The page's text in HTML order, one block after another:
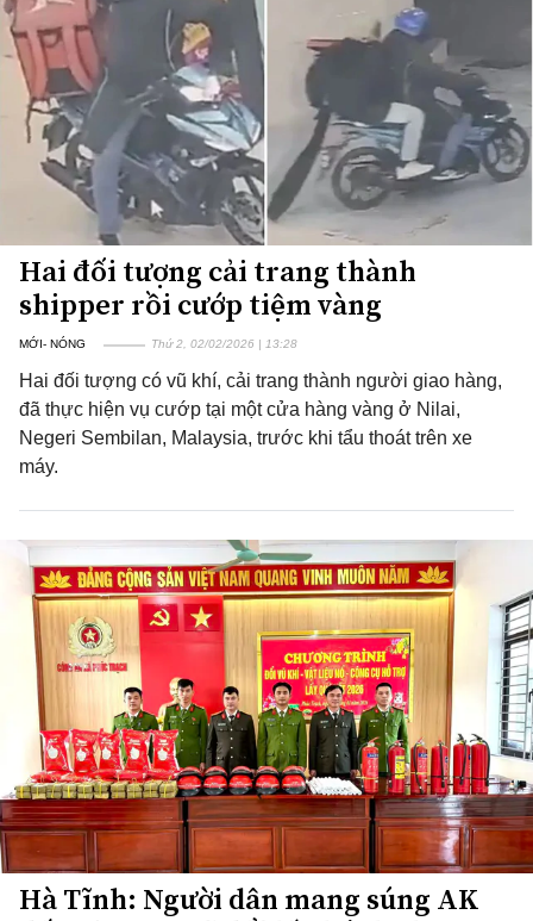
Hai đối tượng cải trang thành
shipper rồi cướp tiệm vàng
MỚI- NÓNG Thứ 2, 02/02/2026 | 13:28
Hai đối tượng có vũ khí, cải trang thành người giao hàng,
đã thực hiện vụ cướp tại một cửa hàng vàng ở Nilai,
Negeri Sembilan, Malaysia, trước khi tẩu thoát trên xe
máy.
Hà Tĩnh: Người dân mang súng AK